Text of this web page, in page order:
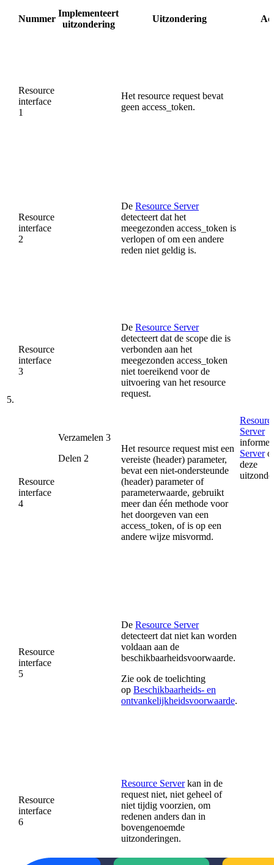
5.
Nummer
Implementeert
uitzondering
Uitzondering
Resource
interface
1
Verzamelen 3
Delen 2
Het resource request bevat
geen access_token.
Server
Server
deze
Resource
interface
2
De Resource Server
detecteert dat het
meegezonden access_token is
verlopen of om een andere
reden niet geldig is.
Resource
interface
3
De Resource Server
detecteert dat de scope die is
verbonden aan het
meegezonden access_token
niet toereikend voor de
uitvoering van het resource
request.
Resource
interface
4
Het resource request mist een
vereiste (header) parameter,
bevat een niet-ondersteunde
(header) parameter of
parameterwaarde, gebruikt
meer dan één methode voor
het doorgeven van een
access_token, of is op een
andere wijze misvormd.
Resource
interface
5
De Resource Server
detecteert dat niet kan worden
voldaan aan de
beschikbaarheidsvoorwaarde.
Zie ook de toelichting
op Beschikbaarheids- en
ontvankelijkheidsvoorwaarde.
Resource
interface
6
Resource Serverkan in de
request niet, niet geheel of
niet tijdig voorzien, om
redenen anders dan in
bovengenoemde
uitzonderingen.